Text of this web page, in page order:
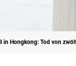
in Hongkong: Tod von